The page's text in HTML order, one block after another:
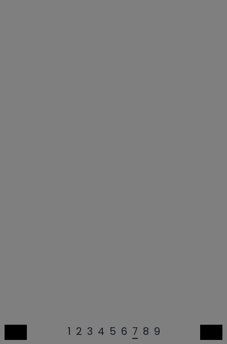
1 2 3 4 5 6 7 8 9